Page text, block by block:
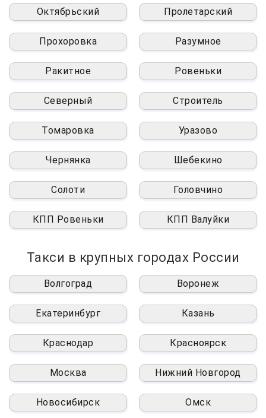
Октябрьский Пролетарский
Прохоровка Разумное
Ракитное Ровеньки
Северный Строитель
Томаровка Уразово
Чернянка Шебекино
Солоти Головчино
КПП Ровеньки КПП Валуйки
Такси в крупных городах России
Волгоград Воронеж
Екатеринбург Казань
Краснодар Красноярск
Москва Нижний Новгород
Новосибирск Омск